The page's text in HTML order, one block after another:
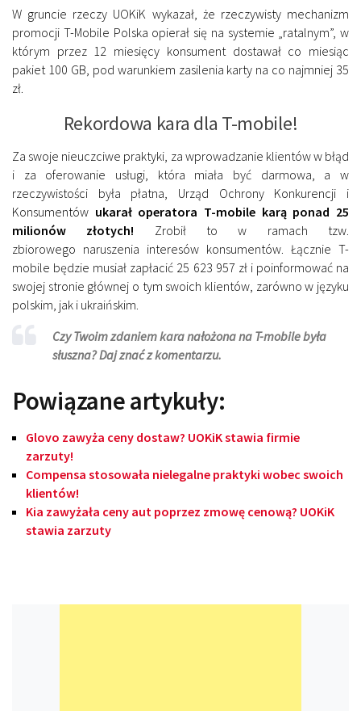
W gruncie rzeczy UOKiK wykazał, że rzeczywisty mechanizm
promocji T-Mobile Polska opierał się na systemie „ratalnym”, w
którym przez 12 miesięcy konsument dostawał co miesiąc
pakiet 100 GB, pod warunkiem zasilenia karty na co najmniej 35
zł.
Rekordowa kara dla T-mobile!
Za swoje nieuczciwe praktyki, za wprowadzanie klientów w błąd
i za oferowanie usługi, która miała być darmowa, a w
rzeczywistości była płatna, Urząd Ochrony Konkurencji i
Konsumentów ukarał operatora T-mobile karą ponad 25
milionów złotych! Zrobił to w ramach tzw.
zbiorowego naruszenia interesów konsumentów. Łącznie T-
mobile będzie musiał zapłacić 25 623 957 zł i poinformować na
swojej stronie głównej o tym swoich klientów, zarówno w języku
polskim, jak i ukraińskim.
Czy Twoim zdaniem kara nałożona na T-mobile była
słuszna? Daj znać z komentarzu.
Powiązane artykuły:
Glovo zawyża ceny dostaw? UOKiK stawia firmie
zarzuty!
Compensa stosowała nielegalne praktyki wobec swoich
klientów!
Kia zawyżała ceny aut poprzez zmowę cenową? UOKiK
stawia zarzuty